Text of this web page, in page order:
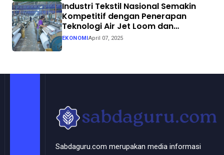
Industri Tekstil Nasional Semakin
Kompetitif dengan Penerapan
Teknologi Air Jet Loom dan
Continuous Dyeing di CV. Garuda
Solo Perkasa
EKONOMI April 07, 2025
Sabdaguru.com merupakan media informasi